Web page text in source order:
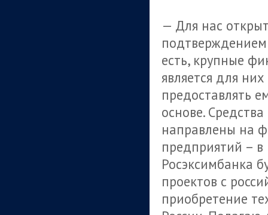
— Для нас
подтверждением
есть, крупные
является для
предоставлять
основе.
направлены на
предприятий –
Росэксимбанка
проектов с
приобретение